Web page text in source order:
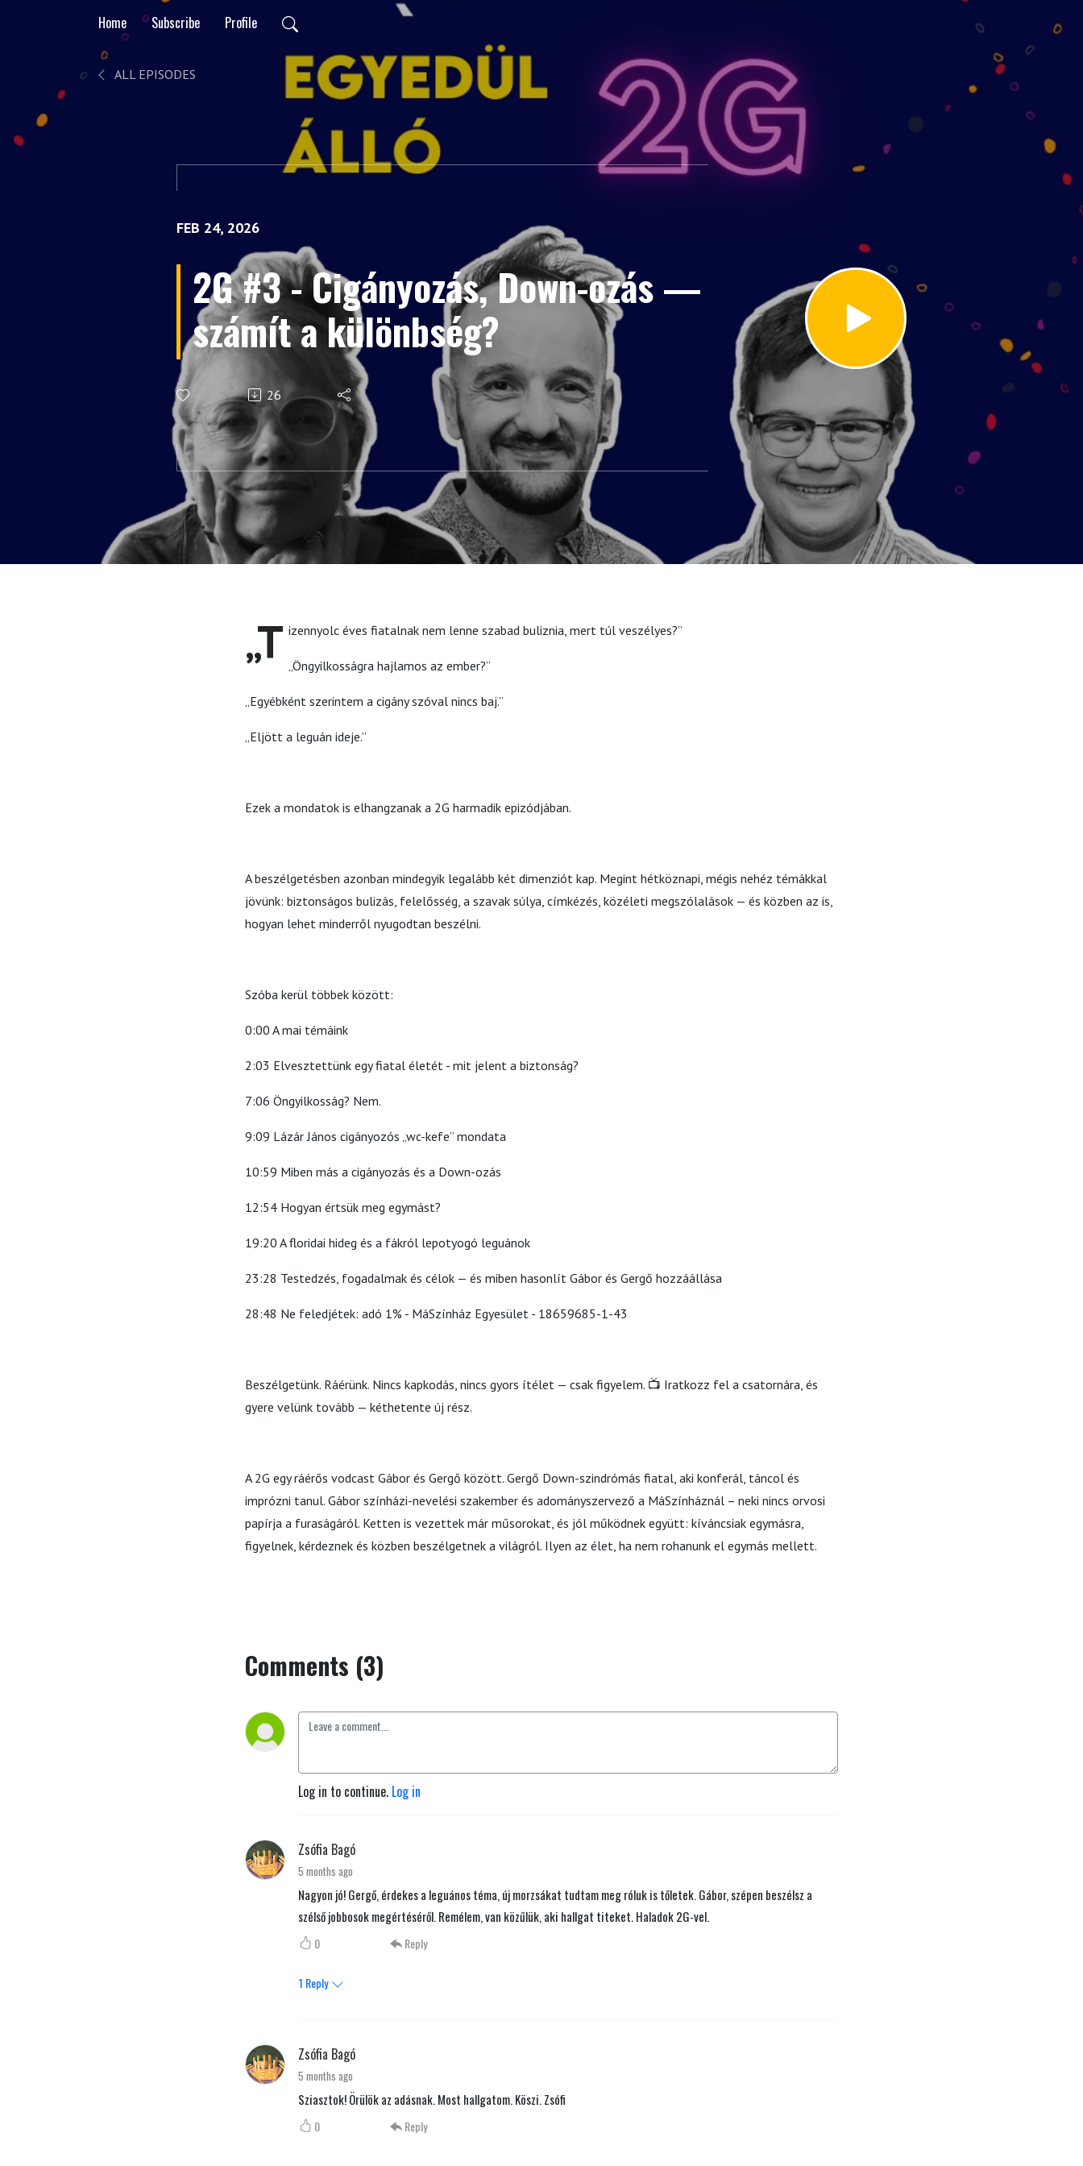
Home Subscribe Profile
ALL EPISODES
FEB 24, 2026
2G #3 - Cigányozás, Down-ozás —
számít a különbség?
26
„T izennyolc éves fiatalnak nem lenne szabad buliznia, mert túl veszélyes?”
„Öngyilkosságra hajlamos az ember?”
„Egyébként szerintem a cigány szóval nincs baj.”
„Eljött a leguán ideje.”
Ezek a mondatok is elhangzanak a 2G harmadik epizódjában.
A beszélgetésben azonban mindegyik legalább két dimenziót kap. Megint hétköznapi, mégis nehéz témákkal
jövünk: biztonságos bulizás, felelősség, a szavak súlya, címkézés, közéleti megszólalások — és közben az is,
hogyan lehet minderről nyugodtan beszélni.
Szóba kerül többek között:
0:00 A mai témáink
2:03 Elvesztettünk egy fiatal életét - mit jelent a biztonság?
7:06 Öngyilkosság? Nem.
9:09 Lázár János cigányozós „wc-kefe” mondata
10:59 Miben más a cigányozás és a Down-ozás
12:54 Hogyan értsük meg egymást?
19:20 A floridai hideg és a fákról lepotyogó leguánok
23:28 Testedzés, fogadalmak és célok — és miben hasonlít Gábor és Gergő hozzáállása
28:48 Ne feledjétek: adó 1% - MáSzínház Egyesület - 18659685-1-43
Beszélgetünk. Ráérünk. Nincs kapkodás, nincs gyors ítélet — csak figyelem. 📺 Iratkozz fel a csatornára, és
gyere velünk tovább — kéthetente új rész.
A 2G egy ráérős vodcast Gábor és Gergő között. Gergő Down-szindrómás fiatal, aki konferál, táncol és
imprózni tanul. Gábor színházi-nevelési szakember és adományszervező a MáSzínháznál – neki nincs orvosi
papírja a furaságáról. Ketten is vezettek már műsorokat, és jól működnek együtt: kíváncsiak egymásra,
figyelnek, kérdeznek és közben beszélgetnek a világról. Ilyen az élet, ha nem rohanunk el egymás mellett.
Comments (3)
Log in to continue. Log in
Zsófia Bagó
5 months ago
Nagyon jó! Gergő, érdekes a leguános téma, új morzsákat tudtam meg róluk is tőletek. Gábor, szépen beszélsz a
szélső jobbosok megértéséről. Remélem, van közűlük, aki hallgat titeket. Haladok 2G-vel.
0 Reply
1 Reply
Zsófia Bagó
5 months ago
Sziasztok! Örülök az adásnak. Most hallgatom. Köszi. Zsófi
0 Reply